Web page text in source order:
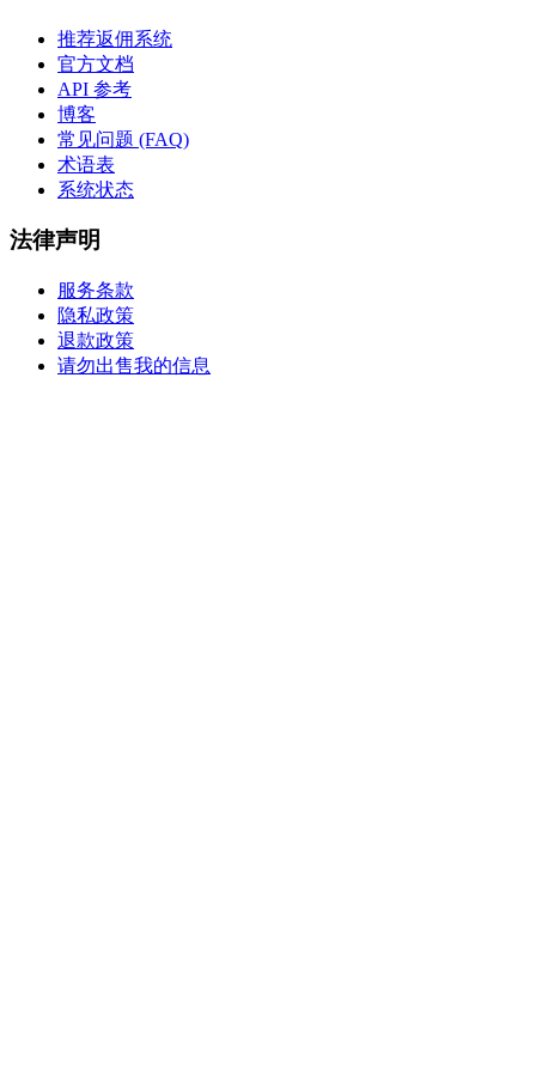
推荐返佣系统
官方文档
API 参考
博客
常见问题 (FAQ)
术语表
系统状态
法律声明
服务条款
隐私政策
退款政策
请勿出售我的信息